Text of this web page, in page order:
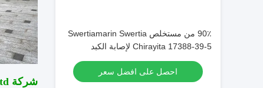
90٪ من مستخلص Swertiamarin Swertia
Chirayita 17388-39-5 لإصابة الكبد
احصل على افضل سعر
شركة Hunan Sunfull Bio-tech Co.، Ltd.